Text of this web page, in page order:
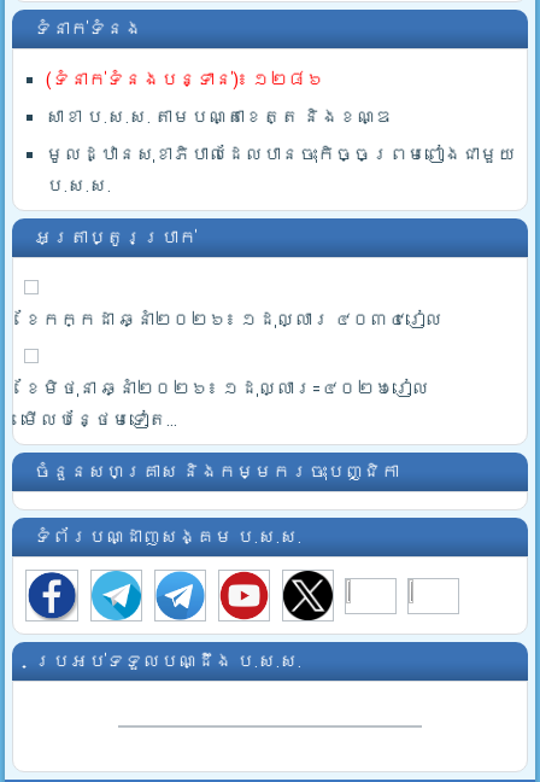
ទំនាក់ទំនង
(ទំនាក់ទំនងបន្ទាន់)៖ ១២៨៦
សាខា ប.ស.ស. តាមបណ្តាខេត្ត និងខណ្ឌ
មូលដ្ឋានសុខាភិបាលដែលបានចុះកិច្ចព្រមពៀងជាមួយ
ប.ស.ស.
អត្រាប្តូរប្រាក់
ខែកក្កដា ឆ្នាំ២០២៦៖ ១ដុល្លារ ៤០៣៤រៀល
ខែមិថុនា ឆ្នាំ២០២៦៖ ១ដុល្លារ=៤០២៦រៀល
មើលបន្ថែមទៀត...
ចំនួនសហគ្រាស និងកម្មករចុះបញ្ជិកា
ទំព័របណ្ដាញសង្គម ប.ស.ស.
ប្រអប់ទទួលបណ្ដឹង ប.ស.ស.